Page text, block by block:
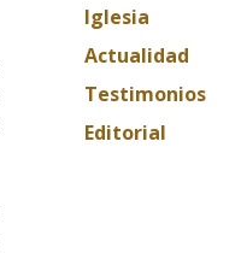
Iglesia
Actualidad
Testimonios
Editorial